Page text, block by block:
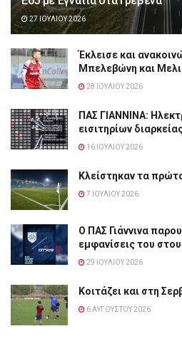
27 ΙΟΥΛΊΟΥ 2026
Έκλεισε και
Μπελεβώνη και
28 ΙΟΥΛΊΟΥ 2026
ΠΑΣ ΓΙΑΝΝΙΝΑ:
εισιτηρίων
16 ΙΟΥΛΊΟΥ 2026
Κλείστηκαν τα
7 ΙΟΥΛΊΟΥ 2026
Ο ΠΑΣ Γιάννινα
εμφανίσεις του
29 ΙΟΥΛΊΟΥ 2026
Κοιτάζει και στη
6 ΑΥΓΟΎΣΤΟΥ 2026